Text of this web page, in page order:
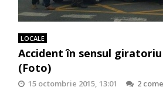
LOCALE
Accident în sensul
(Foto)
15 octombrie 2015, 13:01
2